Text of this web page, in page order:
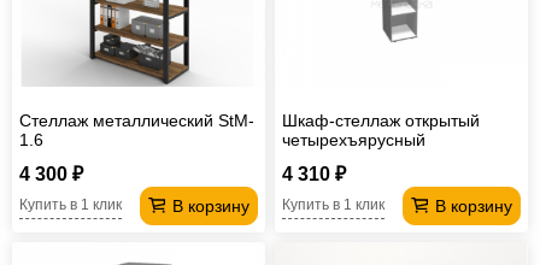
Стеллаж металлический StM-
1.6
4 300 ₽
В корзину
Купить в 1 клик
Шкаф-стеллаж открытый
четырехъярусный
4 310 ₽
В корзину
Купить в 1 клик